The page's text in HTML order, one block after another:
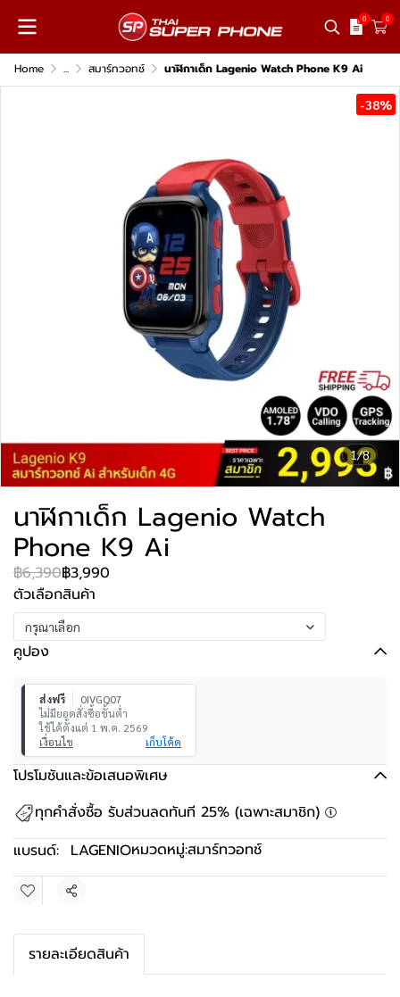
0 0
Home ... สมาร์ทวอทช์ นาฬิกาเด็ก Lagenio Watch Phone K9 Ai
1/8
-38%
นาฬิกาเด็ก Lagenio Watch
Phone K9 Ai
฿6,390฿3,990
ตัวเลือกสินค้า
กรุณาเลือก
คูปอง
ส่งฟรี
0IVGQ07
ไม่มียอดสั่งซื้อขั้นต่ำ
ใช้ได้ตั้งแต่ 1 พ.ค. 2569
เงื่อนไข
เก็บโค้ด
โปรโมชันและข้อเสนอพิเศษ
ทุกคำสั่งซื้อ รับส่วนลดทันที 25% (เฉพาะสมาชิก)
แบรนด์: LAGENIOหมวดหมู่:สมาร์ทวอทช์
แชร์
รายละเอียดสินค้า